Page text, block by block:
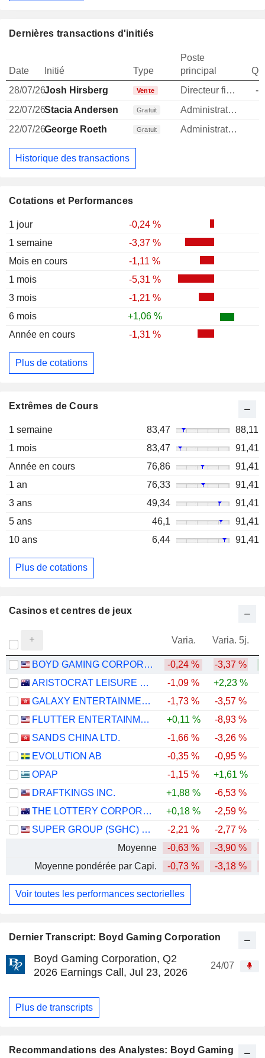
Dernier Transcript: Boyd Gaming Corporation
Boyd Gaming Corporation, Q2
2026 Earnings Call, Jul 23, 2026
24/07
Plus de transcripts
Recommandations des Analystes: Boyd Gaming
Cotations et Performances
1 jour
-0,24 %
1 semaine
-3,37 %
Mois en cours
-1,11 %
1 mois
-5,31 %
3 mois
-1,21 %
6 mois
+1,06 %
Année en cours
-1,31 %
Plus de cotations
Extrêmes de Cours
1 semaine 83,47
88,11
1 mois
83,47
91,41
Année en cours
76,86
91,41
1 an
76,33
91,41
3 ans
49,34
91,41
5 ans
46,1
91,41
10 ans
6,44 91,41
Plus de cotations
Dernières transactions d'initiés
Date Initié Type
Poste
principal
28/07/26Josh Hirsberg Vente Directeur financier
-
22/07/26Stacia Andersen Gratuit Administrateur
22/07/26George Roeth Gratuit Administrateur
Historique des transactions
Casinos et centres de jeux
Varia. Varia. 5j.
BOYD GAMING CORPORATION -0,24 % -3,37 %
ARISTOCRAT LEISURE LIMITED
-1,09 % +2,23 %
GALAXY ENTERTAINMENT GROUP LIMITED
-1,73 % -3,57 %
FLUTTER ENTERTAINMENT PLC
+0,11 % -8,93 %
SANDS CHINA LTD.
-1,66 % -3,26 %
EVOLUTION AB
-0,35 % -0,95 %
OPAP
-1,15 % +1,61 %
DRAFTKINGS INC.
+1,88 % -6,53 %
THE LOTTERY CORPORATION LIMITED
+0,18 % -2,59 %
SUPER GROUP (SGHC) LIMITED
-2,21 % -2,77 %
Moyenne
-0,63 % -3,90 %
Moyenne pondérée par Capi.
-0,73 % -3,18 %
Voir toutes les performances sectorielles